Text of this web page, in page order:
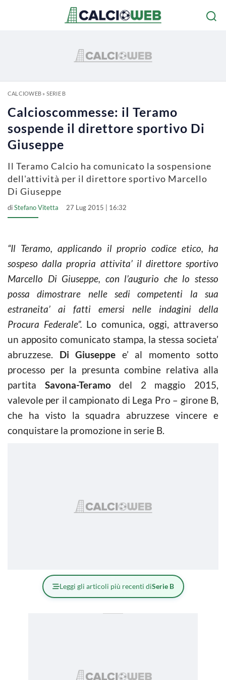
CALCIOWEB» SERIE B
Calcioscommesse: il Teramo
sospende il direttore sportivo Di
Giuseppe
Il Teramo Calcio ha comunicato la sospensione
dell'attività per il direttore sportivo Marcello
Di Giuseppe
diStefano Vitetta 27 Lug 2015 | 16:32
“Il Teramo, applicando il proprio codice etico, ha
sospeso dalla propria attivita’ il direttore sportivo
Marcello Di Giuseppe, con l’augurio che lo stesso
possa dimostrare nelle sedi competenti la sua
estraneita’ ai fatti emersi nelle indagini della
Procura Federale”. Lo comunica, oggi, attraverso
un apposito comunicato stampa, la stessa societa’
abruzzese. Di Giuseppe e’ al momento sotto
processo per la presunta combine relativa alla
partita Savona-Teramodel 2 maggio 2015,
valevole per il campionato di Lega Pro – girone B,
che ha visto la squadra abruzzese vincere e
conquistare la promozione in serie B.
Leggi gli articoli più recenti diSerie B